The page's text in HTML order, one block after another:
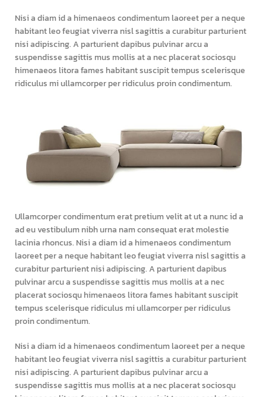
Nisi a diam id a himenaeos condimentum laoreet per a neque
habitant leo feugiat viverra nisl sagittis a curabitur parturient
nisi adipiscing. A parturient dapibus pulvinar arcu a
suspendisse sagittis mus mollis at a nec placerat sociosqu
himenaeos litora fames habitant suscipit tempus scelerisque
ridiculus mi ullamcorper per ridiculus proin condimentum.
Ullamcorper condimentum erat pretium velit at ut a nunc id a
ad eu vestibulum nibh urna nam consequat erat molestie
lacinia rhoncus. Nisi a diam id a himenaeos condimentum
laoreet per a neque habitant leo feugiat viverra nisl sagittis a
curabitur parturient nisi adipiscing. A parturient dapibus
pulvinar arcu a suspendisse sagittis mus mollis at a nec
placerat sociosqu himenaeos litora fames habitant suscipit
tempus scelerisque ridiculus mi ullamcorper per ridiculus
proin condimentum.
Nisi a diam id a himenaeos condimentum laoreet per a neque
habitant leo feugiat viverra nisl sagittis a curabitur parturient
nisi adipiscing. A parturient dapibus pulvinar arcu a
suspendisse sagittis mus mollis at a nec placerat sociosqu